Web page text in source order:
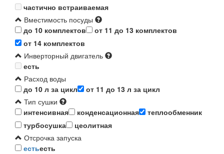
частично встраиваемая
Вместимость посуды
до 10 комплектов
от 11 до 13 комплектов
от 14 комплектов
Инверторный двигатель
есть
Расход воды
до 10 л за цикл
от 11 до 13 л за цикл
Тип сушки
интенсивная
конденсационная
теплообменник
турбосушка
цеолитная
Отсрочка запуска
естьесть